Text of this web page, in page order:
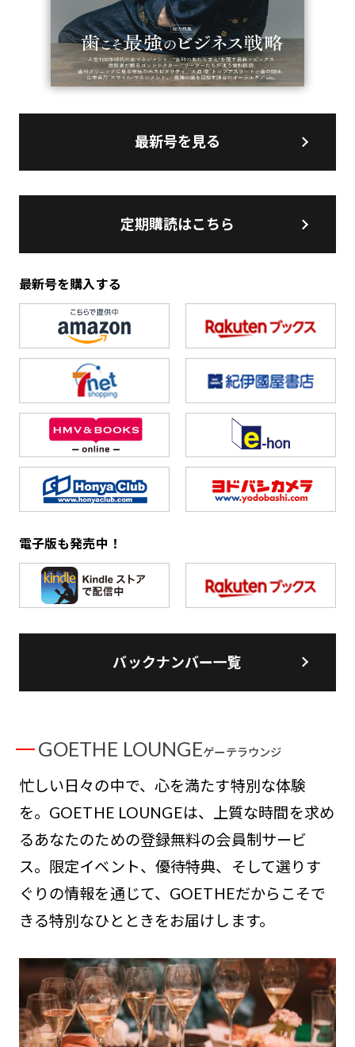
最新号を見る
定期購読はこちら
最新号を購入する
電子版も発売中！
バックナンバー一覧
GOETHE LOUNGEゲーテラウンジ
忙しい日々の中で、心を満たす特別な体験
を。GOETHE LOUNGEは、上質な時間を求め
るあなたのための登録無料の会員制サービ
ス。限定イベント、優待特典、そして選りす
ぐりの情報を通じて、GOETHEだからこそで
きる特別なひとときをお届けします。